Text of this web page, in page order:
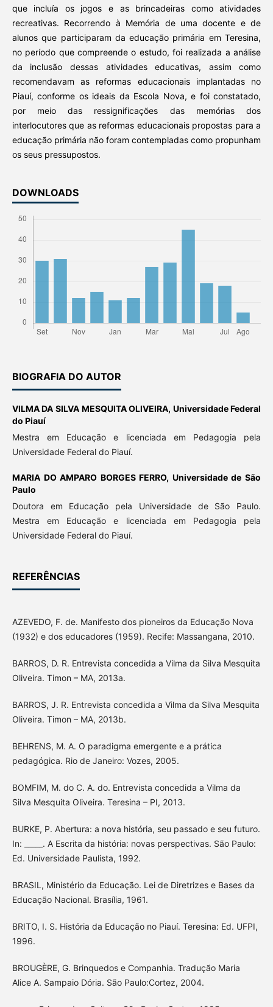
que incluía os jogos e as brincadeiras como atividades
recreativas. Recorrendo à Memória de uma docente e de
alunos que participaram da educação primária em Teresina,
no período que compreende o estudo, foi realizada a análise
da inclusão dessas atividades educativas, assim como
recomendavam as reformas educacionais implantadas no
Piauí, conforme os ideais da Escola Nova, e foi constatado,
por meio das ressignificações das memórias dos
interlocutores que as reformas educacionais propostas para a
educação primária não foram contempladas como propunham
os seus pressupostos.
DOWNLOADS
BIOGRAFIA DO AUTOR
VILMA DA SILVA MESQUITA OLIVEIRA, Universidade Federal
do Piauí
Mestra em Educação e licenciada em Pedagogia pela
Universidade Federal do Piauí.
MARIA DO AMPARO BORGES FERRO, Universidade de São
Paulo
Doutora em Educação pela Universidade de São Paulo.
Mestra em Educação e licenciada em Pedagogia pela
Universidade Federal do Piauí.
REFERÊNCIAS
AZEVEDO, F. de. Manifesto dos pioneiros da Educação Nova
(1932) e dos educadores (1959). Recife: Massangana, 2010.
BARROS, D. R. Entrevista concedida a Vilma da Silva Mesquita
Oliveira. Timon – MA, 2013a.
BARROS, J. R. Entrevista concedida a Vilma da Silva Mesquita
Oliveira. Timon – MA, 2013b.
BEHRENS, M. A. O paradigma emergente e a prática
pedagógica. Rio de Janeiro: Vozes, 2005.
BOMFIM, M. do C. A. do. Entrevista concedida a Vilma da
Silva Mesquita Oliveira. Teresina – PI, 2013.
BURKE, P. Abertura: a nova história, seu passado e seu futuro.
In: _____. A Escrita da história: novas perspectivas. São Paulo:
Ed. Universidade Paulista, 1992.
BRASIL, Ministério da Educação. Lei de Diretrizes e Bases da
Educação Nacional. Brasília, 1961.
BRITO, I. S. História da Educação no Piauí. Teresina: Ed. UFPI,
1996.
BROUGÈRE, G. Brinquedos e Companhia. Tradução Maria
Alice A. Sampaio Dória. São Paulo:Cortez, 2004.